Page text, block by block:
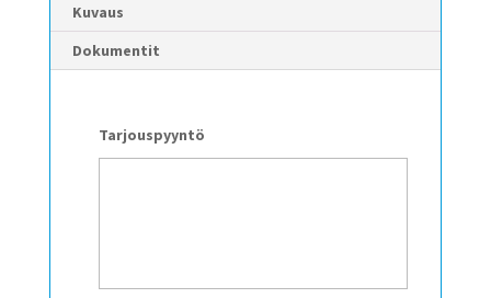
Kuvaus
Dokumentit
Tarjouspyyntö